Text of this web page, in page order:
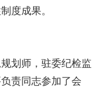
度成果。
划师，驻委纪检监
责同志参加了会